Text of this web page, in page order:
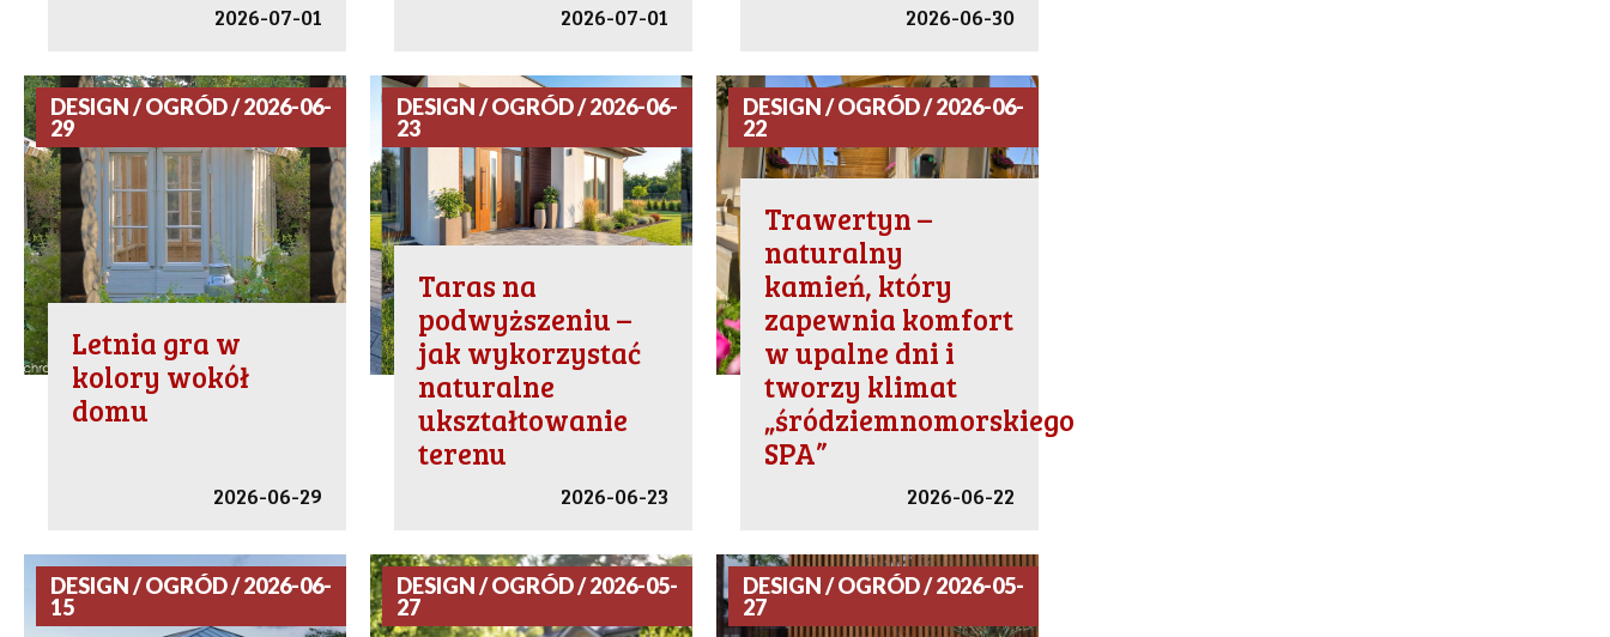
2026-07-01 2026-07-01 2026-06-30
DESIGN / OGRÓD / 2026-06-
29
Letnia gra w
kolory wokół
domu
2026-06-29
DESIGN / OGRÓD / 2026-06-
23
Taras na
podwyższeniu –
jak wykorzystać
naturalne
ukształtowanie
terenu
2026-06-23
DESIGN / OGRÓD / 2026-06-
22
Trawertyn –
naturalny
kamień, który
zapewnia komfort
w upalne dni i
tworzy klimat
„śródziemnomorskiego
SPA”
2026-06-22
DESIGN / OGRÓD / 2026-06-
15
DESIGN / OGRÓD / 2026-05-
27
DESIGN / OGRÓD / 2026-05-
27